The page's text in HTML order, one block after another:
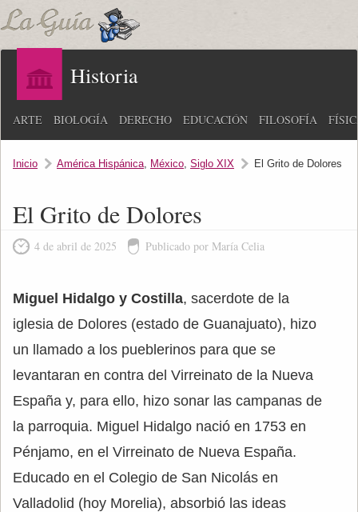
Historia
ARTE BIOLOGÍA DERECHO EDUCACIÓN FILOSOFÍA
Inicio América Hispánica, México, Siglo XIX El Grito de Dolores
El Grito de Dolores
4 de abril de 2025 Publicado por María Celia
Miguel Hidalgo y Costilla, sacerdote de la
iglesia de Dolores (estado de Guanajuato), hizo
un llamado a los pueblerinos para que se
levantaran en contra del Virreinato de la Nueva
España y, para ello, hizo sonar las campanas de
la parroquia. Miguel Hidalgo nació en 1753 en
Pénjamo, en el Virreinato de Nueva España.
Educado en el Colegio de San Nicolás en
Valladolid (hoy Morelia), absorbió las ideas